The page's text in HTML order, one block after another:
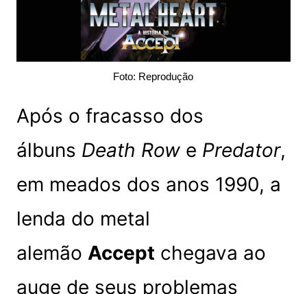
Foto: Reprodução
Após o fracasso dos
álbuns Death Row e Predator,
em meados dos anos 1990, a
lenda do metal
alemão Accept chegava ao
auge de seus problemas